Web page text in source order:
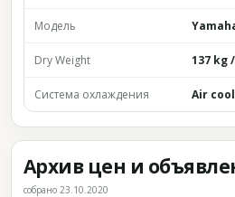
Модель
Dry Weight 137 kg
Система охлаждения Air
Архив цен и
собрано 23.10.2020